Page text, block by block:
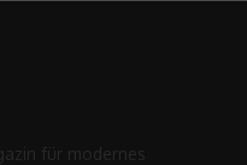
für modernes